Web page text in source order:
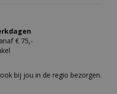
€ 75,-
bij jou in de regio bezorgen.